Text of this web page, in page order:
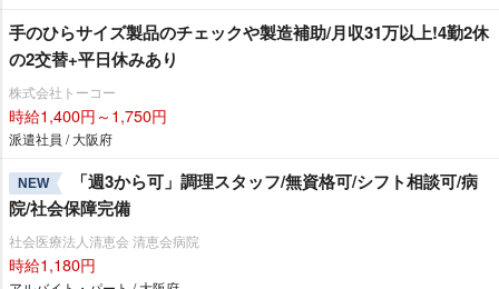
手のひらサイズ製品のチェックや製造補助/月収31万以上!4勤2休
の2交替+平日休みあり
株式会社トーコー
時給1,400円～1,750円
派遣社員 / 大阪府
NEW
「週3から可」調理スタッフ/無資格可/シフト相談可/病
院/社会保障完備
社会医療法人清恵会 清恵会病院
時給1,180円